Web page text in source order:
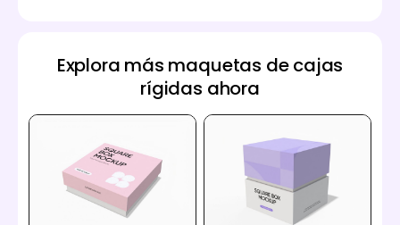
Explora más maquetas de cajas
rígidas ahora